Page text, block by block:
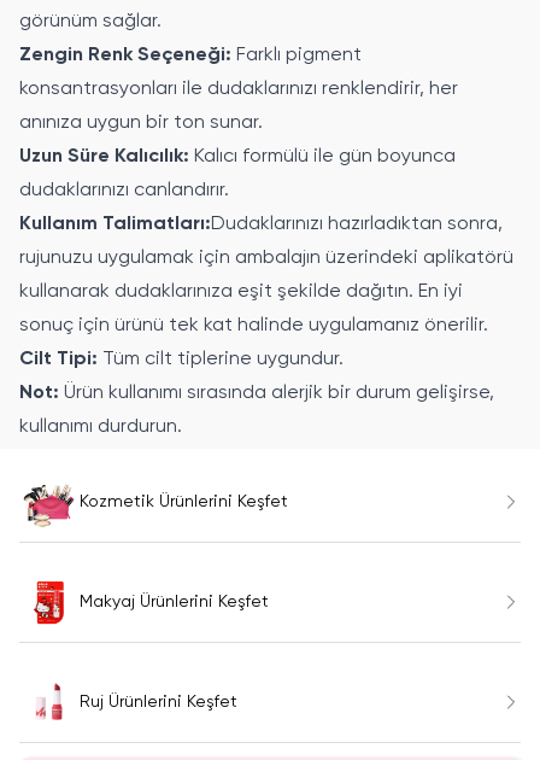
görünüm sağlar.
Zengin Renk Seçeneği: Farklı pigment
konsantrasyonları ile dudaklarınızı renklendirir, her
anınıza uygun bir ton sunar.
Uzun Süre Kalıcılık: Kalıcı formülü ile gün boyunca
dudaklarınızı canlandırır.
Kullanım Talimatları:Dudaklarınızı hazırladıktan sonra,
rujunuzu uygulamak için ambalajın üzerindeki aplikatörü
kullanarak dudaklarınıza eşit şekilde dağıtın. En iyi
sonuç için ürünü tek kat halinde uygulamanız önerilir.
Cilt Tipi: Tüm cilt tiplerine uygundur.
Not: Ürün kullanımı sırasında alerjik bir durum gelişirse,
kullanımı durdurun.
Kozmetik Ürünlerini Keşfet
Makyaj Ürünlerini Keşfet
Ruj Ürünlerini Keşfet